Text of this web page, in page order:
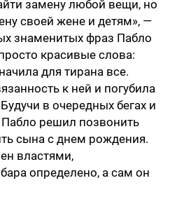
замену любой вещи, но
своей жене и детям», —
знаменитых фраз Пабло
красивые слова:
для тирана все.
к ней и погубила
в очередных бегах и
решил позвонить
сына с днем рождения.
властями,
определено, а сам он